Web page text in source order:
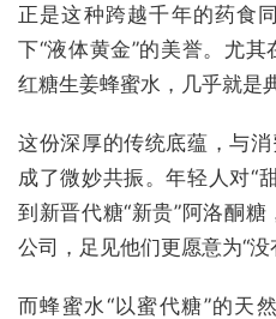
正是这种跨越千年的药食
下“液体黄金”的美誉。尤
红糖生姜蜂蜜水，几乎就是
这份深厚的传统底蕴，与
成了微妙共振。年轻人对“
到新晋代糖“新贵”阿洛酮
公司，足见他们更愿意为“没
而蜂蜜水“以蜜代糖”的天